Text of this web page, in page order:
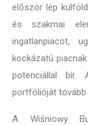
először lép
és szakmai
ingatlanpiacot,
kockázatú
potenciállal bír.
portfólióját tovább
A Wiśniowy